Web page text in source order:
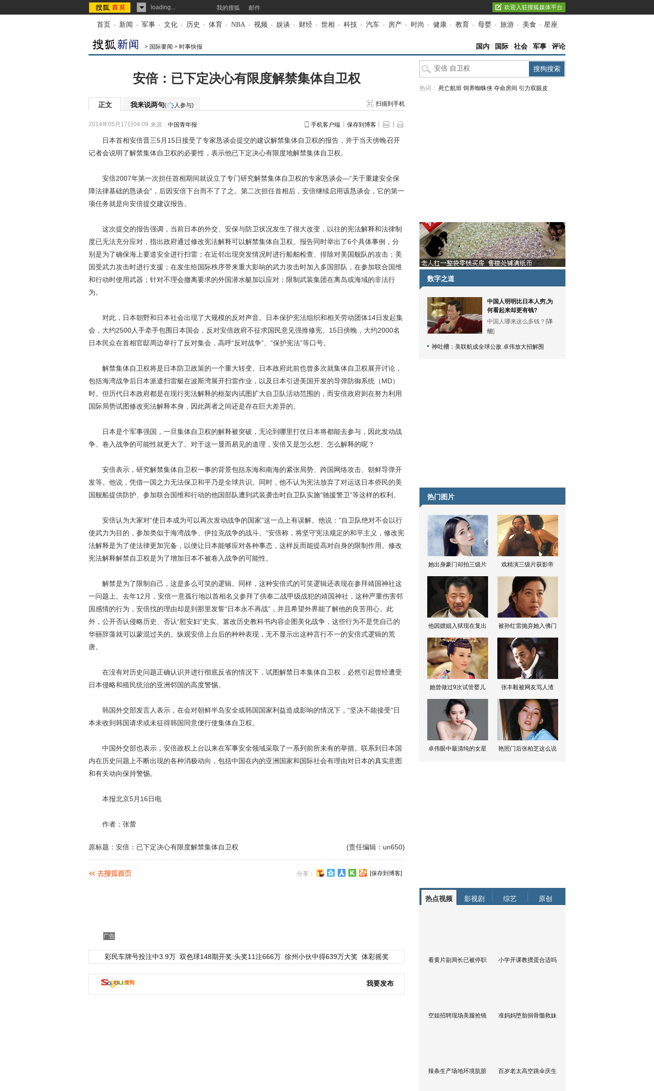
loading... 我的搜狐 邮件 欢迎入驻搜狐媒体平台
首页 - 新闻 - 军事 - 文化 - 历史 - 体育 - NBA - 视频 - 娱谈 - 财经 - 世相 - 科技 - 汽车 - 房产 - 时尚 - 健康 - 教育 - 母婴 - 旅游 - 美食 - 星座
> 国际要闻 > 时事快报 国内 国际 社会 军事 评论
安倍：已下定决心有限度解禁集体自卫权
正文 我来说两句( 人参与) 扫描到手机
2014年05月17日04:09 来源： 中国青年报 手机客户端 保存到博客
日本首相安倍晋三5月15日接受了专家恳谈会提交的建议解禁集体自卫权的报告，并于当天傍晚召开
记者会说明了解禁集体自卫权的必要性，表示他已下定决心有限度地解禁集体自卫权。
安倍2007年第一次担任首相期间就设立了专门研究解禁集体自卫权的专家恳谈会—“关于重建安全保
障法律基础的恳谈会”，后因安倍下台而不了了之。第二次担任首相后，安倍继续启用该恳谈会，它的第一
项任务就是向安倍提交建议报告。
这次提交的报告强调，当前日本的外交、安保与防卫状况发生了很大改变，以往的宪法解释和法律制
度已无法充分应对，指出政府通过修改宪法解释可以解禁集体自卫权。报告同时举出了6个具体事例，分
别是为了确保海上要道安全进行扫雷；在近邻出现突发情况时进行船舶检查、排除对美国舰队的攻击；美
国受武力攻击时进行支援；在发生给国际秩序带来重大影响的武力攻击时加入多国部队，在参加联合国维
和行动时使用武器；针对不理会撤离要求的外国潜水艇加以应对；限制武装集团在离岛或海域的非法行
为。
对此，日本朝野和日本社会出现了大规模的反对声音。日本保护宪法组织和相关劳动团体14日发起集
会，大约2500人手牵手包围日本国会，反对安倍政府不征求国民意见强推修宪。15日傍晚，大约2000名
日本民众在首相官邸周边举行了反对集会，高呼“反对战争”、“保护宪法”等口号。
解禁集体自卫权将是日本防卫政策的一个重大转变。日本政府此前也曾多次就集体自卫权展开讨论，
包括海湾战争后日本派遣扫雷艇在波斯湾展开扫雷作业，以及日本引进美国开发的导弹防御系统（MD）
时。但历代日本政府都是在现行宪法解释的框架内试图扩大自卫队活动范围的，而安倍政府则在努力利用
国际局势试图修改宪法解释本身，因此两者之间还是存在巨大差异的。
日本是个军事强国，一旦集体自卫权的解释被突破，无论到哪里打仗日本将都能去参与，因此发动战
争、卷入战争的可能性就更大了。对于这一显而易见的道理，安倍又是怎么想、怎么解释的呢？
安倍表示，研究解禁集体自卫权一事的背景包括东海和南海的紧张局势、跨国网络攻击、朝鲜导弹开
发等。他说，凭借一国之力无法保卫和平乃是全球共识。同时，他不认为宪法放弃了对运送日本侨民的美
国舰船提供防护、参加联合国维和行动的他国部队遭到武装袭击时自卫队实施“驰援警卫”等这样的权利。
安倍认为大家对“使日本成为可以再次发动战争的国家”这一点上有误解。他说：“自卫队绝对不会以行
使武力为目的，参加类似于海湾战争、伊拉克战争的战斗。”安倍称，将坚守宪法规定的和平主义，修改宪
法解释是为了使法律更加完备，以便让日本能够应对各种事态，这样反而能提高对自身的限制作用。修改
宪法解释解禁自卫权是为了增加日本不被卷入战争的可能性。
解禁是为了限制自己，这是多么可笑的逻辑。同样，这种安倍式的可笑逻辑还表现在参拜靖国神社这
一问题上。去年12月，安倍一意孤行地以首相名义参拜了供奉二战甲级战犯的靖国神社，这种严重伤害邻
国感情的行为，安倍找的理由却是到那里发誓“日本永不再战”，并且希望外界能了解他的良苦用心。此
外，公开否认侵略历史、否认“慰安妇”史实、篡改历史教科书内容企图美化战争，这些行为不是凭自己的
华丽辞藻就可以蒙混过关的。纵观安倍上台后的种种表现，无不显示出这种言行不一的安倍式逻辑的荒
唐。
在没有对历史问题正确认识并进行彻底反省的情况下，试图解禁日本集体自卫权，必然引起曾经遭受
日本侵略和殖民统治的亚洲邻国的高度警惕。
韩国外交部发言人表示，在会对朝鲜半岛安全或韩国国家利益造成影响的情况下，“坚决不能接受”日
本未收到韩国请求或未征得韩国同意便行使集体自卫权。
中国外交部也表示，安倍政权上台以来在军事安全领域采取了一系列前所未有的举措。联系到日本国
内在历史问题上不断出现的各种消极动向，包括中国在内的亚洲国家和国际社会有理由对日本的真实意图
和有关动向保持警惕。
本报北京5月16日电
作者：张蕾
(责任编辑：un650)
原标题：安倍：已下定决心有限度解禁集体自卫权
分享： [保存到博客]
广告
彩民车牌号投注中3.9万 双色球148期开奖:头奖11注666万 徐州小伙中得639万大奖 体彩摇奖
我要发布
热词： 死亡航班 饲养蜘蛛侠 夺命房间 引力双眼皮
数字之道
中国人明明比日本人穷,为
何看起来却更有钱?
中国人哪来这么多钱？[详
细]
神吐槽： 美联航成全球公敌 卓伟放大招解围
热门图片
她出身豪门却拍三级片 戏精演三级片获影帝
他因嫖娼入狱现在复出 被孙红雷抛弃她入佛门
她曾做过9次试管婴儿 张丰毅被网友骂人渣
卓伟眼中最清纯的女星 艳照门后张柏芝这么说
热点视频 影视剧 综艺 原创
看黄片副局长已被停职 小学开课教掼蛋合适吗
空姐招聘现场美腿抢镜 准妈妈堕胎捐骨髓救妹
辣条生产场地环境肮脏 百岁老太高空跳伞庆生